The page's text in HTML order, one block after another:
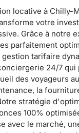
locative à Chilly-
votre
Grâce à notre
parfaitement
tarifaire
24/7 qui
des voyageurs
la
stratégie
100%
avec le marché,